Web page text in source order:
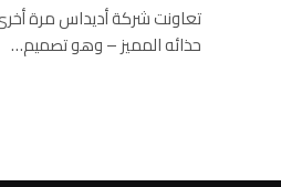
تعاونت شركة أديداس مرة
حذائه المميز – وهو تصميم…